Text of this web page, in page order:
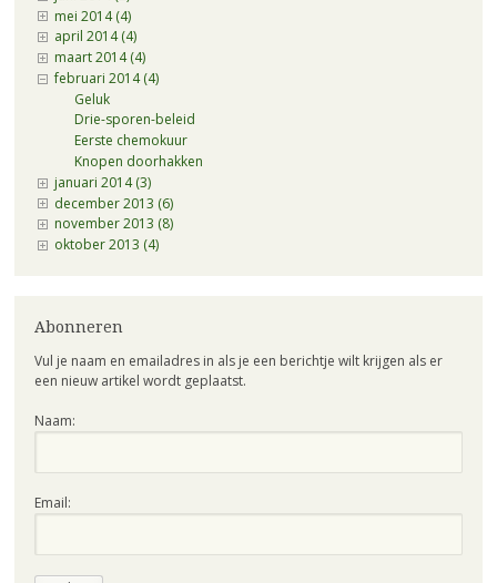
mei 2014 (4)
april 2014 (4)
maart 2014 (4)
februari 2014 (4)
Geluk
Drie-sporen-beleid
Eerste chemokuur
Knopen doorhakken
januari 2014 (3)
december 2013 (6)
november 2013 (8)
oktober 2013 (4)
Abonneren
Vul je naam en emailadres in als je een berichtje wilt krijgen als er
een nieuw artikel wordt geplaatst.
Naam:
Email: